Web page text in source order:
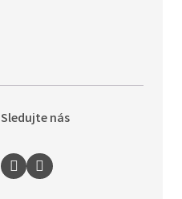
Sledujte nás